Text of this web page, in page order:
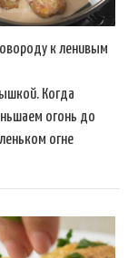
к ленивым
Когда
огонь до
огне